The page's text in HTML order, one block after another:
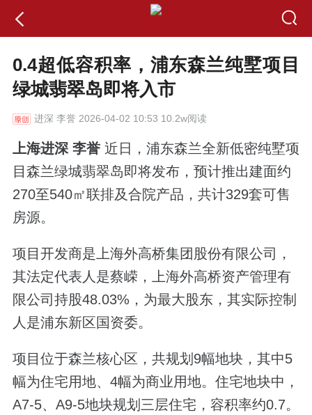
0.4超低容积率，浦东森兰纯墅项目
绿城翡翠岛即将入市
进深 李誉 2026-04-02 10:53 10.2w阅读
上海进深 李誉近日，浦东森兰全新低密纯墅项
目森兰绿城翡翠岛即将发布，预计推出建面约
270至540㎡联排及合院产品，共计329套可售
房源。
项目开发商是上海外高桥集团股份有限公司，
其法定代表人是蔡嵘，上海外高桥资产管理有
限公司持股48.03%，为最大股东，其实际控制
人是浦东新区国资委。
项目位于森兰核心区，共规划9幅地块，其中5
幅为住宅用地、4幅为商业用地。住宅地块中，
A7-5、A9-5地块规划三层住宅，容积率约0.7。